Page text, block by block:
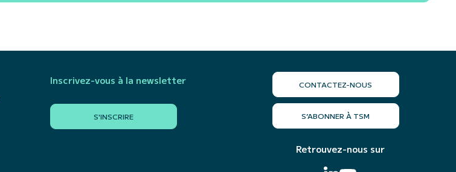
Inscrivez-vous à la newsletter
S'INSCRIRE
CONTACTEZ-NOUS
S’ABONNER À TSM
Retrouvez-nous sur